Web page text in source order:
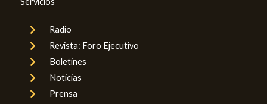
Radio
Revista: Foro Ejecutivo
Boletines
Noticias
Prensa